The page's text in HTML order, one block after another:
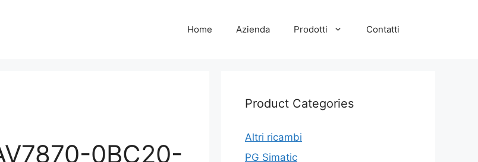
Home Azienda Prodotti Contatti
0BC20-
Product Categories
Altri ricambi
PG Simatic